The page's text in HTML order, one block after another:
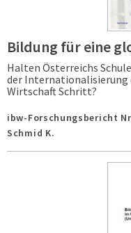
Bildung für eine
Halten Österreichs
der Internationalisierung
Wirtschaft Schritt?
ibw-Forschungsbericht
Schmid K.